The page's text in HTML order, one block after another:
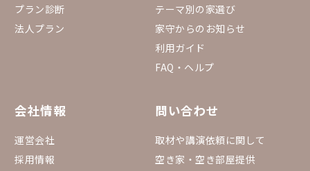
プラン診断
法人プラン
テーマ別の家選び
家守からのお知らせ
利用ガイド
FAQ・ヘルプ
会社情報
運営会社
採用情報
問い合わせ
取材や講演依頼に関して
空き家・空き部屋提供